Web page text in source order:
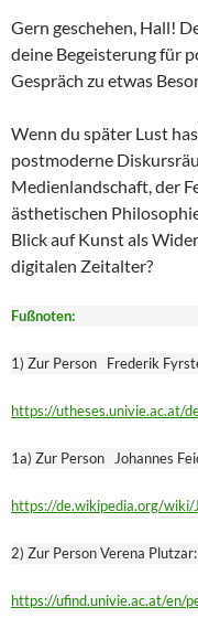
Gern geschehen, Hall!
deine Begeisterung für
Gespräch zu etwas
Wenn du später Lust
postmoderne
Medienlandschaft, der
ästhetischen
Blick auf Kunst als
digitalen Zeitalter?
Fußnoten:
1) Zur Person Frederik
https://utheses.univie.ac.at/
1a) Zur Person Johannes
https://de.wikipedia.org/wiki/
2) Zur Person Verena Plutzar:
https://ufind.univie.ac.at/en/